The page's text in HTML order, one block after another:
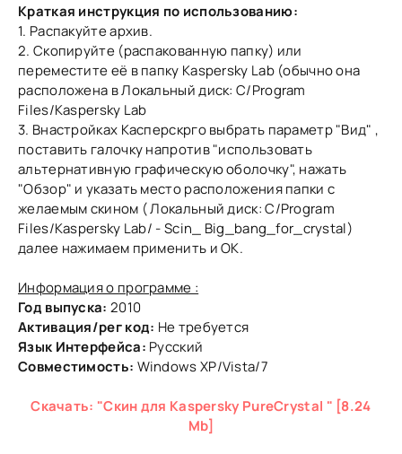
Краткая инструкция по использованию:
1. Распакуйте архив.
2. Скопируйте (распакованную папку) или
переместите её в папку Kaspersky Lab (обычно она
расположена в Локальный диск: С/Program
Files/Kaspersky Lab
3. Внастройках Касперскрго выбрать параметр "Вид" ,
поставить галочку напротив "использовать
альтернативную графическую оболочку", нажать
"Обзор" и указать место расположения папки с
желаемым скином ( Локальный диск: С/Program
Files/Kaspersky Lab/ - Scin_ Big_bang_for_crystal)
далее нажимаем применить и ОК.
Информация о программе :
Год выпуска: 2010
Активация/рег код: Не требуется
Язык Интерфейса: Русский
Совместимость: Windows XP/Vista/7
Скачать: "Скин для Kaspersky PureCrystal " [8.24
Mb]